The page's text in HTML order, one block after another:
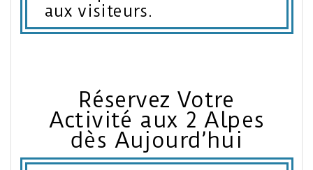
aux visiteurs.
Réservez Votre
Activité aux 2 Alpes
dès Aujourd’hui